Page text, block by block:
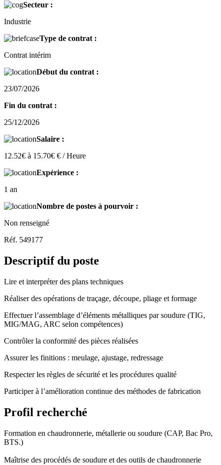
Secteur :
Industrie
Type de contrat :
Contrat intérim
Début du contrat :
23/07/2026
Fin du contrat :
25/12/2026
Salaire :
12.52€ à 15.70€ € / Heure
Expérience :
1 an
Nombre de postes à pourvoir :
Non renseigné
Réf. 549177
Descriptif du poste
Lire et interpréter des plans techniques
Réaliser des opérations de traçage, découpe, pliage et formage
Effectuer l’assemblage d’éléments métalliques par soudure (TIG,
MIG/MAG, ARC selon compétences)
Contrôler la conformité des pièces réalisées
Assurer les finitions : meulage, ajustage, redressage
Respecter les règles de sécurité et les procédures qualité
Participer à l’amélioration continue des méthodes de fabrication
Profil recherché
Formation en chaudronnerie, métallerie ou soudure (CAP, Bac Pro,
BTS.)
Maîtrise des procédés de soudure et des outils de chaudronnerie